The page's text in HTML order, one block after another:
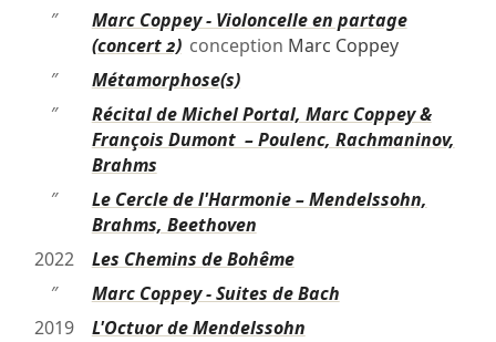
″
Marc Coppey - Violoncelle en partage
(concert 2)conception Marc Coppey
″
Métamorphose(s)
″
Récital de Michel Portal, Marc Coppey &
François Dumont – Poulenc, Rachmaninov,
Brahms
″
Le Cercle de l'Harmonie – Mendelssohn,
Brahms, Beethoven
2022
Les Chemins de Bohême
″
Marc Coppey - Suites de Bach
2019
L'Octuor de Mendelssohn